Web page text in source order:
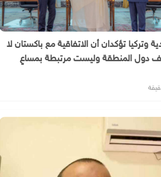
وتركيا تؤكدان أن الاتفاقية مع باكستان لا
دول المنطقة وليست مرتبطة بمساعٍ